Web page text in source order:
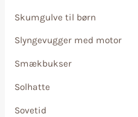
Skumgulve til børn
Slyngevugger med motor
Smækbukser
Solhatte
Sovetid